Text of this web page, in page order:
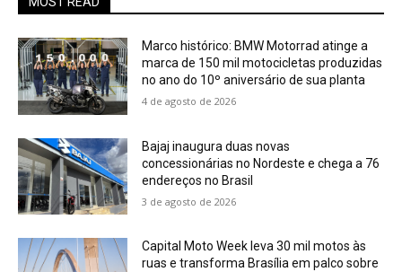
Marco histórico: BMW Motorrad atinge a
marca de 150 mil motocicletas produzidas
no ano do 10º aniversário de sua planta
4 de agosto de 2026
Bajaj inaugura duas novas
concessionárias no Nordeste e chega a 76
endereços no Brasil
3 de agosto de 2026
Capital Moto Week leva 30 mil motos às
ruas e transforma Brasília em palco sobre